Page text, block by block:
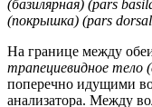
(базилярная) (pars
(покрышка) (pars
На границе между
трапециевидное тело
поперечно идущими
анализатора. Между